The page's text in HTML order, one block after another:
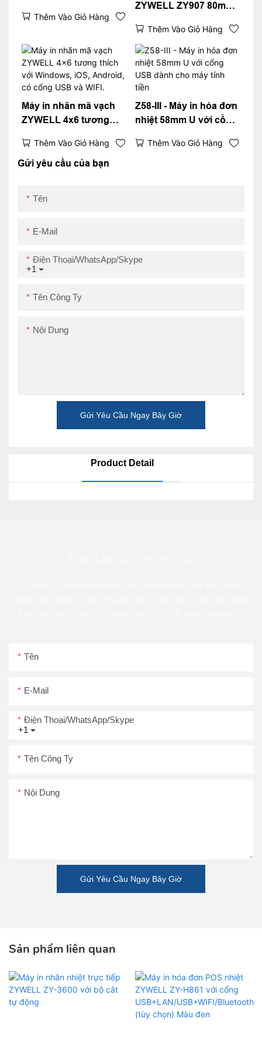
Thêm Vào Giỏ Hàng
ZYWELL ZY907 80mm
Thêm Vào Giỏ Hàng
Máy in nhãn mã vạch
ZYWELL 4x6 tương
Android, có cổng USB
và WIFI.
Thêm Vào Giỏ Hàng
Z58-III - Máy in hóa đơn
nhiệt 58mm U với cổng
tiềnThêm Vào Giỏ Hàng
Gửi yêu cầu của bạn
Tên
E-Mail
+1
Điện Thoại/WhatsApp/Skype
Tên Công Ty
Nội Dung
Gửi Yêu Cầu Ngay Bây Giờ
Product Detail
Tên
E-Mail
+1
Điện Thoại/WhatsApp/Skype
Tên Công Ty
Nội Dung
Gửi Yêu Cầu Ngay Bây Giờ
Sản phẩm liên quan